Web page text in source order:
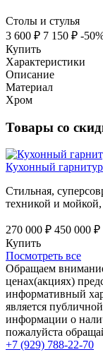
Столы и стулья
3 600 ₽ 7 150 ₽ -
Купить
Характеристики
Описание
Материал
Хром
Товары со
Кухонный
Стильная,
техникой и
270 000 ₽ 450 000 ₽
Купить
Посмотреть все
Обращаем
ценах(акциях)
информативный
является
информации о
пожалуйста
+7 (929) 788-22-70